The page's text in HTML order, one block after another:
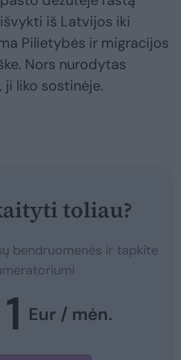
iš Latvijos iki
Pilietybės ir migracijos
Nors nurodytas
liko sostinėje.
toliau?
bendruomenės ir tapkite
1 Eur / mėn.